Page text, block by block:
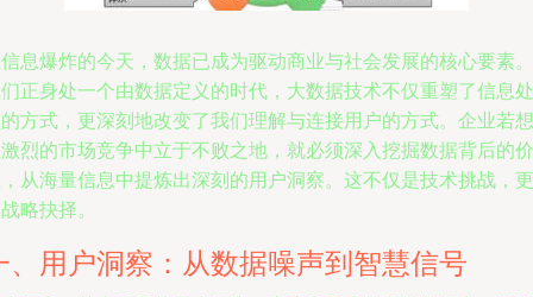
息爆炸的今天，数据已成为驱动商业与社会发展的核心要素。
正身处一个由数据定义的时代，大数据技术不仅重塑了信息处
方式，更深刻地改变了我们理解与连接用户的方式。企业若想
烈的市场竞争中立于不败之地，就必须深入挖掘数据背后的价
从海量信息中提炼出深刻的用户洞察。这不仅是技术挑战，更
略抉择。
、用户洞察：从数据噪声到智慧信号